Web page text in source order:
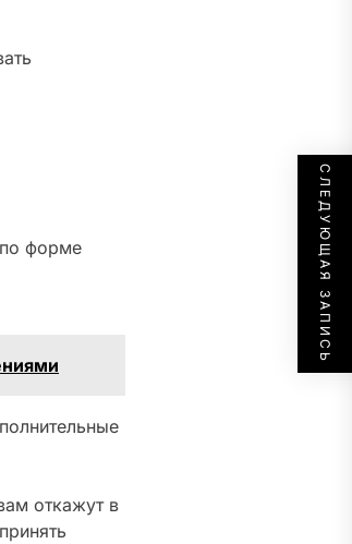
форме
откажут в
СЛЕДУЮЩАЯ ЗАПИСЬ